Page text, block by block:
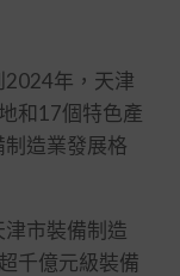
年，天津
和17個特色產
造業發展格
市裝備制造
千億元級裝備